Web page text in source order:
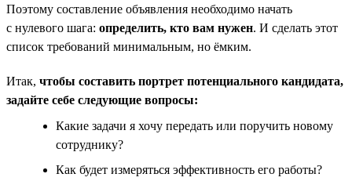
Поэтому составление объявления необходимо начать
с нулевого шага: определить, кто вам нужен. И сделать этот
список требований минимальным, но ёмким.
Итак, чтобы составить портрет потенциального кандидата,
задайте себе следующие вопросы:
Какие задачи я хочу передать или поручить новому
сотруднику?
Как будет измеряться эффективность его работы?